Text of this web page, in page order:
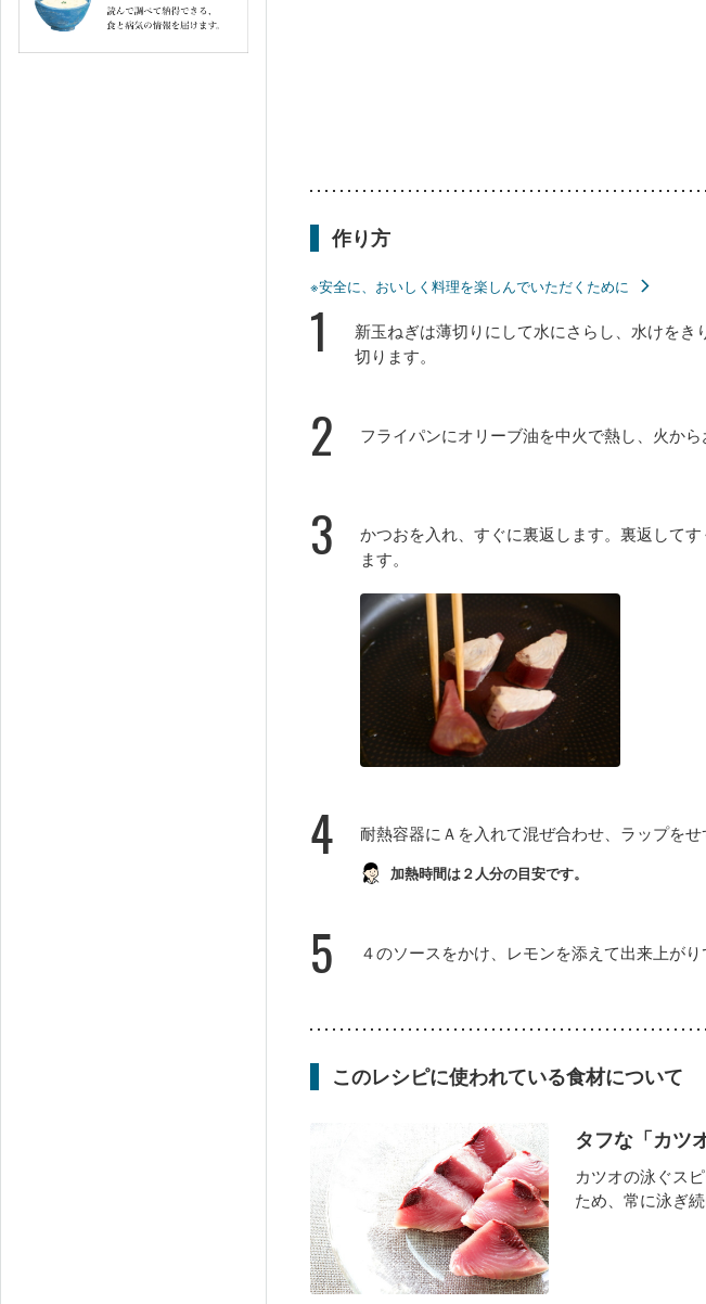
作り方
※安全に、おいしく料理を楽しんでいただくために
1
新玉ねぎは薄切りにして水にさらし、水けを
切ります。
2 フライパンにオリーブ油を中火で熱し、火から
3
かつおを入れ、すぐに裏返します。裏返して
ます。
4 耐熱容器にＡを入れて混ぜ合わせ、ラップを
加熱時間は２人分の目安です。
5 ４のソースをかけ、レモンを添えて出来上がり
このレシピに使われている食材について
タフな「カツ
カツオの泳ぐス
ため、常に泳ぎ